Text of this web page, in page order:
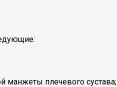
манжеты плечевого сустава;